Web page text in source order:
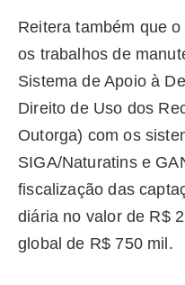
Reitera também que
os trabalhos de
Sistema de Apoio à
Direito de Uso dos
Outorga) com os
SIGA/Naturatins e
fiscalização das
diária no valor de R$
global de R$ 750 mil.